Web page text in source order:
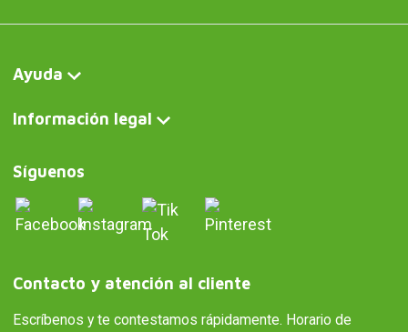
Ayuda
Información legal
Síguenos
Contacto y atención al cliente
Escríbenos y te contestamos rápidamente. Horario de